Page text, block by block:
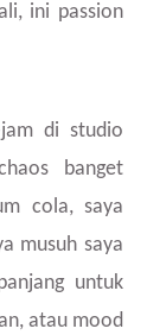
ini passion
di studio
banget
cola, saya
musuh saya
untuk
atau mood